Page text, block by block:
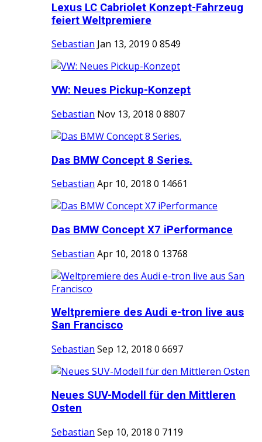
Lexus LC Cabriolet Konzept-Fahrzeug
feiert Weltpremiere
Sebastian Jan 13, 2019 0 8549
VW: Neues Pickup-Konzept
Sebastian Nov 13, 2018 0 8807
Das BMW Concept 8 Series.
Sebastian Apr 10, 2018 0 14661
Das BMW Concept X7 iPerformance
Sebastian Apr 10, 2018 0 13768
Weltpremiere des Audi e-tron live aus
San Francisco
Sebastian Sep 12, 2018 0 6697
Neues SUV-Modell für den Mittleren
Osten
Sebastian Sep 10, 2018 0 7119